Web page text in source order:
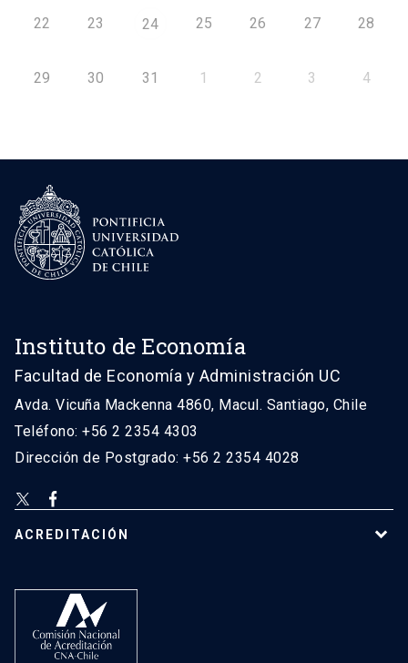
22 23 24 25 26 27 28
29 30 31 1 2 3 4
Instituto de Economía
Facultad de Economía y Administración UC
Avda. Vicuña Mackenna 4860, Macul. Santiago, Chile
Teléfono: +56 2 2354 4303
Dirección de Postgrado: +56 2 2354 4028
ACREDITACIÓN